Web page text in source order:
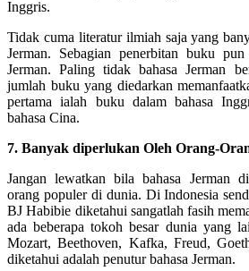
Inggris.
Tidak cuma literatur ilmiah saja yang
Jerman. Sebagian penerbitan buku
Jerman. Paling tidak bahasa Jerman
jumlah buku yang diedarkan
pertama ialah buku dalam bahasa
bahasa Cina.
7. Banyak diperlukan Oleh Orang-
Jangan lewatkan bila bahasa Jerman
orang populer di dunia. Di Indonesia
BJ Habibie diketahui sangatlah fasih
ada beberapa tokoh besar dunia yang
Mozart, Beethoven, Kafka, Freud,
diketahui adalah penutur bahasa Jerman.